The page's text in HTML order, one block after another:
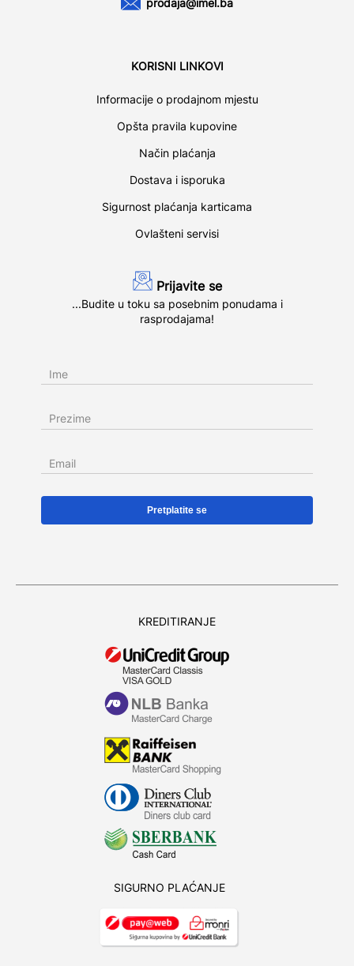
prodaja@imel.ba
KORISNI LINKOVI
Informacije o prodajnom mjestu
Opšta pravila kupovine
Način plaćanja
Dostava i isporuka
Sigurnost plaćanja karticama
Ovlašteni servisi
Prijavite se
...Budite u toku sa posebnim ponudama i
rasprodajama!
Ime
Prezime
Email
KREDITIRANJE
SIGURNO PLAĆANJE